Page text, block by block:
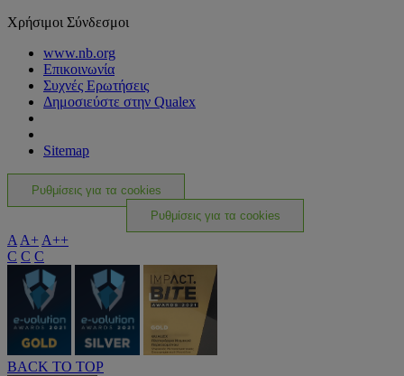
Χρήσιμοι Σύνδεσμοι
www.nb.org
Επικοινωνία
Συχνές Ερωτήσεις
Δημοσιεύστε στην Qualex
Sitemap
Ρυθμίσεις για τα cookies
Ρυθμίσεις για τα cookies
A A+ A++
C C C
BACK TO TOP